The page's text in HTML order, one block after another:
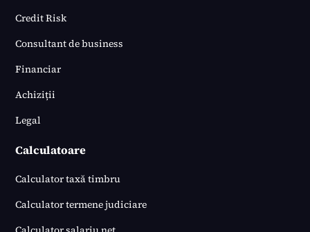
Credit Risk
Consultant de business
Financiar
Achiziții
Legal
Calculatoare
Calculator taxă timbru
Calculator termene judiciare